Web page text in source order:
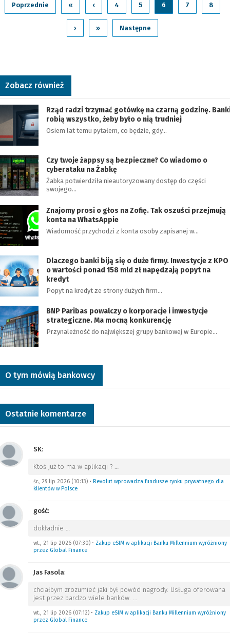
Poprzednie « ‹ 4 5 6 7 8
› » Następne
Zobacz również
Rząd radzi trzymać gotówkę na czarną godzinę.
robią wszystko, żeby było o nią trudniej
Osiem lat temu pytałem, co będzie, gdy…
Czy twoje żappsy są bezpieczne? Co wiadomo o
cyberataku na Żabkę
Żabka potwierdziła nieautoryzowany dostęp do części
swojego…
Znajomy prosi o głos na Zofię. Tak oszuści przejmują
konta na WhatsAppie
Wiadomość przychodzi z konta osoby zapisanej w…
Dlaczego banki biją się o duże firmy. Inwestycje z KPO
o wartości ponad 158 mld zł napędzają popyt na
kredyt
Popyt na kredyt ze strony dużych firm…
BNP Paribas powalczy o korporacje i inwestycje
strategiczne. Ma mocną konkurencję
Przynależność do największej grupy bankowej w Europie…
O tym mówią bankowcy
Ostatnie komentarze
SK:
Ktoś już to ma w aplikacji ? …
śr., 29 lip 2026 (10:13) • Revolut wprowadza fundusze rynku prywatnego dla
klientów w Polsce
gość:
dokładnie …
wt., 21 lip 2026 (07:30) • Zakup eSIM w aplikacji Banku Millennium wyróżniony
przez Global Finance
Jas Fasola:
chciałbym zrozumieć jaki był powód nagrody. Usługa oferowana
jest przez bardzo wiele banków. …
wt., 21 lip 2026 (07:12) • Zakup eSIM w aplikacji Banku Millennium wyróżniony
przez Global Finance